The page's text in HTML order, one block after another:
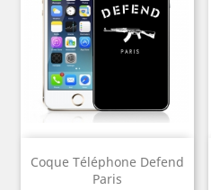
Coque Téléphone Defend
Paris